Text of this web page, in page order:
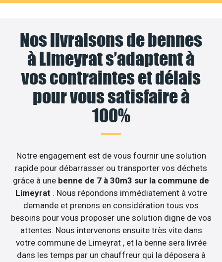
Nos livraisons de bennes
à Limeyrat s’adaptent à
vos contraintes et délais
pour vous satisfaire à
100%
Notre engagement est de vous fournir une solution
rapide pour débarrasser ou transporter vos déchets
grâce à une benne de 7 à 30m3 sur la commune de
Limeyrat . Nous répondons immédiatement à votre
demande et prenons en considération tous vos
besoins pour vous proposer une solution digne de vos
attentes. Nous intervenons ensuite très vite dans
votre commune de Limeyrat , et la benne sera livrée
dans les temps par un chauffreur qui la déposera à